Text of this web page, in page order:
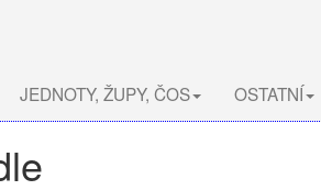
JEDNOTY, ŽUPY, ČOS OSTATNÍ